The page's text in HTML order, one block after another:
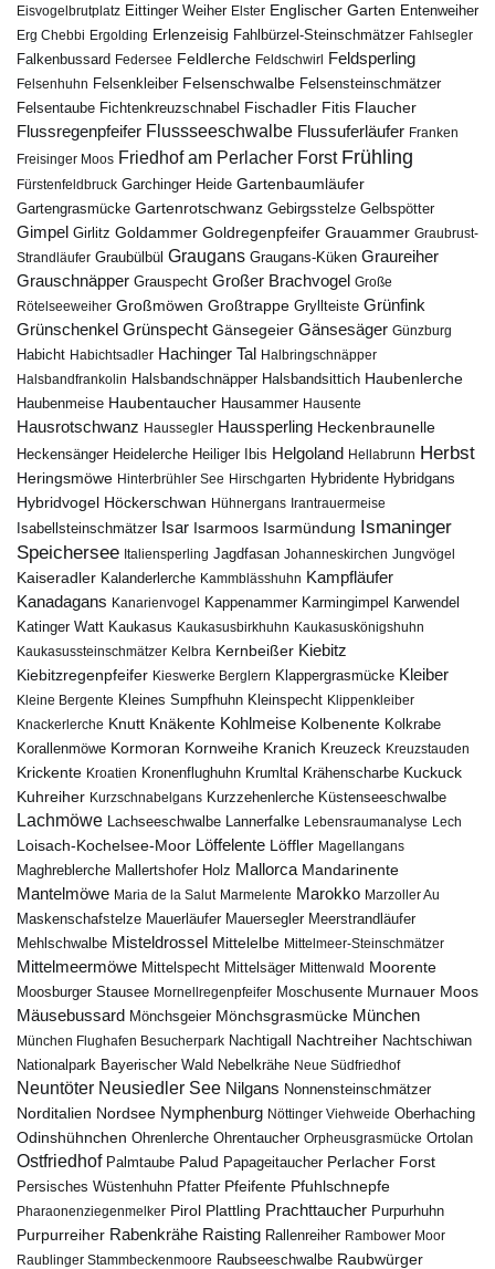
Eisvogelbrutplatz Eittinger Weiher Elster Englischer Garten Entenweiher
Erg Chebbi Ergolding Erlenzeisig Fahlbürzel-Steinschmätzer Fahlsegler
Falkenbussard Federsee Feldlerche Feldschwirl Feldsperling
Felsenhuhn Felsenkleiber Felsenschwalbe Felsensteinschmätzer
Felsentaube Fichtenkreuzschnabel Fischadler Fitis Flaucher
Flussregenpfeifer Flussseeschwalbe Flussuferläufer Franken
Freisinger Moos Friedhof am Perlacher Forst Frühling
Fürstenfeldbruck Garchinger Heide Gartenbaumläufer
Gartengrasmücke Gartenrotschwanz Gebirgsstelze Gelbspötter
Gimpel Girlitz Goldammer Goldregenpfeifer Grauammer Graubrust-
Strandläufer Graubülbül Graugans Graugans-Küken Graureiher
Grauschnäpper Grauspecht Großer Brachvogel Große
Rötelseeweiher Großmöwen Großtrappe Gryllteiste Grünfink
Grünschenkel Grünspecht Gänsegeier Gänsesäger Günzburg
Habicht Habichtsadler Hachinger Tal Halbringschnäpper
Halsbandfrankolin Halsbandschnäpper Halsbandsittich Haubenlerche
Haubenmeise Haubentaucher Hausammer Hausente
Hausrotschwanz Haussegler Haussperling Heckenbraunelle
Heckensänger Heidelerche Heiliger Ibis Helgoland Hellabrunn Herbst
Heringsmöwe Hinterbrühler See Hirschgarten Hybridente Hybridgans
Hybridvogel Höckerschwan Hühnergans Irantrauermeise
Isabellsteinschmätzer Isar Isarmoos Isarmündung Ismaninger
Speichersee Italiensperling Jagdfasan Johanneskirchen Jungvögel
Kaiseradler Kalanderlerche Kammblässhuhn Kampfläufer
Kanadagans Kanarienvogel Kappenammer Karmingimpel Karwendel
Katinger Watt Kaukasus Kaukasusbirkhuhn Kaukasuskönigshuhn
Kaukasussteinschmätzer Kelbra Kernbeißer Kiebitz
Kiebitzregenpfeifer Kieswerke Berglern Klappergrasmücke Kleiber
Kleine Bergente Kleines Sumpfhuhn Kleinspecht Klippenkleiber
Knackerlerche Knutt Knäkente Kohlmeise Kolbenente Kolkrabe
Korallenmöwe Kormoran Kornweihe Kranich Kreuzeck Kreuzstauden
Krickente Kroatien Kronenflughuhn Krumltal Krähenscharbe Kuckuck
Kuhreiher Kurzschnabelgans Kurzzehenlerche Küstenseeschwalbe
Lachmöwe Lachseeschwalbe Lannerfalke Lebensraumanalyse Lech
Loisach-Kochelsee-Moor Löffelente Löffler Magellangans
Maghreblerche Mallertshofer Holz Mallorca Mandarinente
Mantelmöwe Maria de la Salut Marmelente Marokko Marzoller Au
Maskenschafstelze Mauerläufer Mauersegler Meerstrandläufer
Mehlschwalbe Misteldrossel Mittelelbe Mittelmeer-Steinschmätzer
Mittelmeermöwe Mittelspecht Mittelsäger Mittenwald Moorente
Moosburger Stausee Mornellregenpfeifer Moschusente Murnauer Moos
Mäusebussard Mönchsgeier Mönchsgrasmücke München
München Flughafen Besucherpark Nachtigall Nachtreiher Nachtschiwan
Nationalpark Bayerischer Wald Nebelkrähe Neue Südfriedhof
Neuntöter Neusiedler See Nilgans Nonnensteinschmätzer
Norditalien Nordsee Nymphenburg Nöttinger Viehweide Oberhaching
Odinshühnchen Ohrenlerche Ohrentaucher Orpheusgrasmücke Ortolan
Ostfriedhof Palmtaube Palud Papageitaucher Perlacher Forst
Persisches Wüstenhuhn Pfatter Pfeifente Pfuhlschnepfe
Pharaonenziegenmelker Pirol Plattling Prachttaucher Purpurhuhn
Purpurreiher Rabenkrähe Raisting Rallenreiher Rambower Moor
Raublinger Stammbeckenmoore Raubseeschwalbe Raubwürger